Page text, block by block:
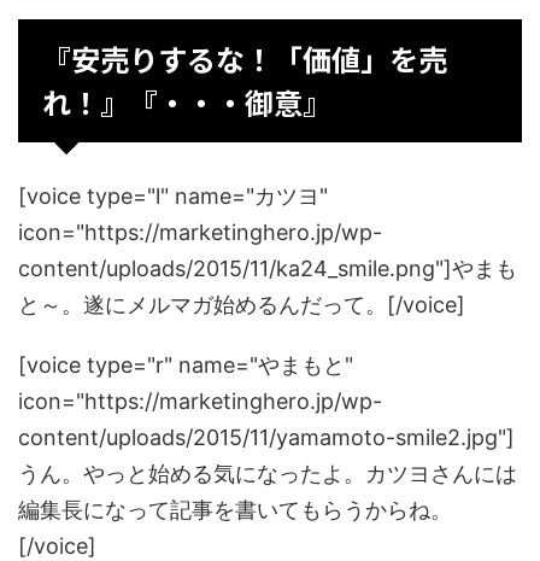
『安売りするな！「価値」を売
れ！』『・・・御意』
[voice type="l" name="カツヨ"
icon="https://marketinghero.jp/wp-
content/uploads/2015/11/ka24_smile.png"]やまも
と～。遂にメルマガ始めるんだって。[/voice]
[voice type="r" name="やまもと"
icon="https://marketinghero.jp/wp-
content/uploads/2015/11/yamamoto-smile2.jpg"]
うん。やっと始める気になったよ。カツヨさんには
編集長になって記事を書いてもらうからね。
[/voice]